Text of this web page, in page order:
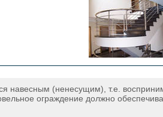
навесным (ненесущим), т.е.
ограждение должно